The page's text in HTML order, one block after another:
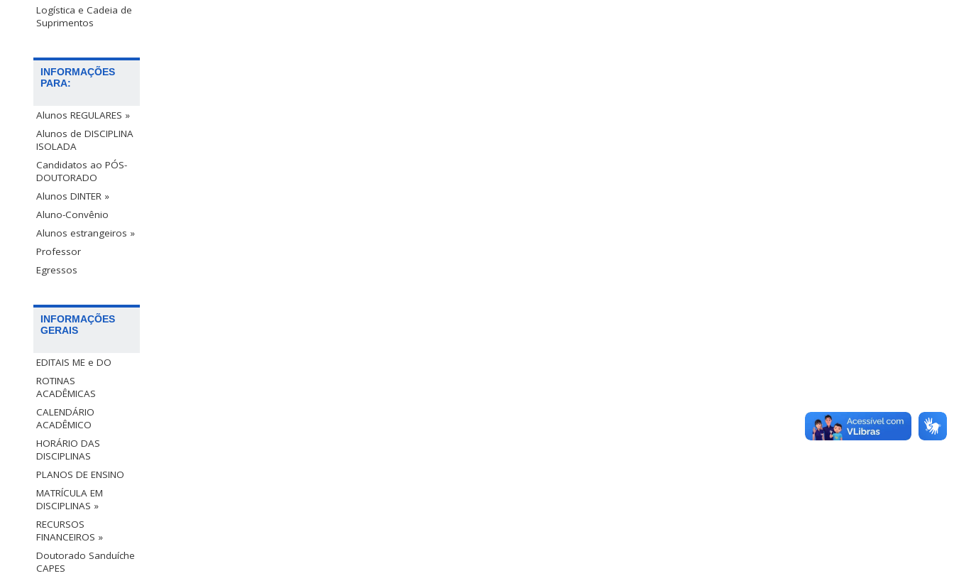
Logística e Cadeia de
Suprimentos
INFORMAÇÕES
PARA:
Alunos REGULARES »
Alunos de DISCIPLINA
ISOLADA
Candidatos ao PÓS-
DOUTORADO
Alunos DINTER »
Aluno-Convênio
Alunos estrangeiros »
Professor
Egressos
INFORMAÇÕES
GERAIS
EDITAIS ME e DO
ROTINAS
ACADÊMICAS
CALENDÁRIO
ACADÊMICO
HORÁRIO DAS
DISCIPLINAS
PLANOS DE ENSINO
MATRÍCULA EM
DISCIPLINAS »
RECURSOS
FINANCEIROS »
Doutorado Sanduíche
CAPES